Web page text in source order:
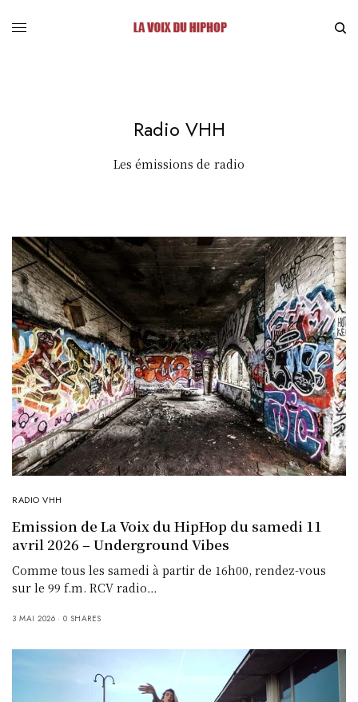
Radio VHH
Les émissions de radio
RADIO VHH
Emission de La Voix du HipHop du samedi 11
avril 2026 – Underground Vibes
Comme tous les samedi à partir de 16h00, rendez-vous
sur le 99 f.m. RCV radio…
3 MAI 2026 0 SHARES